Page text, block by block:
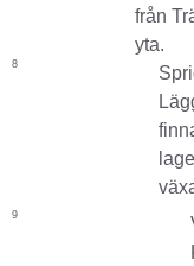
från
yta.
8
9